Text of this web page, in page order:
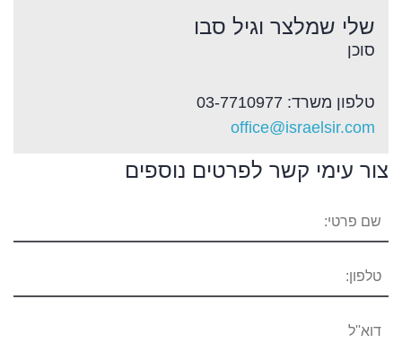
שלי שמלצר וגיל סבו
סוכן
טלפון משרד: 03-7710977
office@israelsir.com
צור עימי קשר לפרטים נוספים